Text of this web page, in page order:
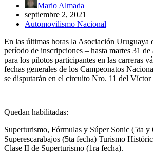
Mario Almada
septiembre 2, 2021
Automovilismo Nacional
En las últimas horas la Asociación Uruguaya
período de inscripciones – hasta martes 31
para los pilotos participantes en las carreras
fechas generales de los Campeonatos
se disputarán en el circuito Nro. 11 del
Quedan habilitadas:
Superturismo, Fórmulas y Súper Sonic (5ta y
Superescarabajos (5ta fecha) Turismo
Clase II de Superturismo (1ra fecha).